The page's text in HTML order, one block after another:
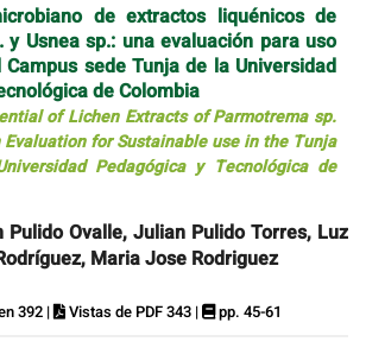
de extractos liquénicos de
y Usnea sp.: una evaluación para uso
sede Tunja de la Universidad
de Colombia
of Lichen Extracts of Parmotrema sp.
Evaluation for Sustainable use in the Tunja
Pedagógica y Tecnológica de
Pulido Ovalle, Julian Pulido Torres, Luz
Maria Jose Rodriguez
392 | Vistas de PDF 343 | pp. 45-61